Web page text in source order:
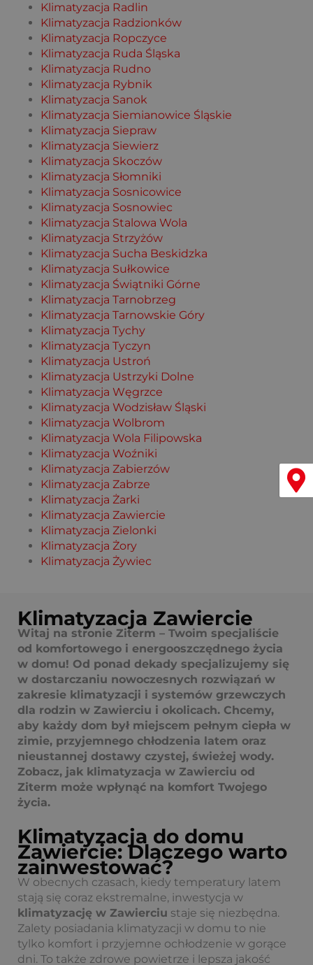
Klimatyzacja Radlin
Klimatyzacja Radzionków
Klimatyzacja Ropczyce
Klimatyzacja Ruda Śląska
Klimatyzacja Rudno
Klimatyzacja Rybnik
Klimatyzacja Sanok
Klimatyzacja Siemianowice Śląskie
Klimatyzacja Siepraw
Klimatyzacja Siewierz
Klimatyzacja Skoczów
Klimatyzacja Słomniki
Klimatyzacja Sosnicowice
Klimatyzacja Sosnowiec
Klimatyzacja Stalowa Wola
Klimatyzacja Strzyżów
Klimatyzacja Sucha Beskidzka
Klimatyzacja Sułkowice
Klimatyzacja Świątniki Górne
Klimatyzacja Tarnobrzeg
Klimatyzacja Tarnowskie Góry
Klimatyzacja Tychy
Klimatyzacja Tyczyn
Klimatyzacja Ustroń
Klimatyzacja Ustrzyki Dolne
Klimatyzacja Węgrzce
Klimatyzacja Wodzisław Śląski
Klimatyzacja Wolbrom
Klimatyzacja Wola Filipowska
Klimatyzacja Woźniki
Klimatyzacja Zabierzów
Klimatyzacja Zabrze
Klimatyzacja Żarki
Klimatyzacja Zawiercie
Klimatyzacja Zielonki
Klimatyzacja Żory
Klimatyzacja Żywiec
Klimatyzacja Zawiercie
Witaj na stronie Ziterm – Twoim specjaliście
od komfortowego i energooszczędnego życia
w domu! Od ponad dekady specjalizujemy się
w dostarczaniu nowoczesnych rozwiązań w
zakresie klimatyzacji i systemów grzewczych
dla rodzin w Zawierciu i okolicach. Chcemy,
aby każdy dom był miejscem pełnym ciepła w
zimie, przyjemnego chłodzenia latem oraz
nieustannej dostawy czystej, świeżej wody.
Zobacz, jak klimatyzacja w Zawierciu od
Ziterm może wpłynąć na komfort Twojego
życia.
Klimatyzacja do domu
Zawiercie: Dlaczego warto
zainwestować?
W obecnych czasach, kiedy temperatury latem
stają się coraz ekstremalne, inwestycja w
klimatyzację w Zawierciu staje się niezbędna.
Zalety posiadania klimatyzacji w domu to nie
tylko komfort i przyjemne ochłodzenie w gorące
dni. To także zdrowe powietrze i lepsza jakość
Menu